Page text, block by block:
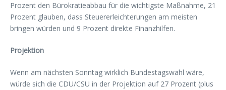
Prozent den Bürokratieabbau für die wichtigste Maßnahme, 21
Prozent glauben, dass Steuererleichterungen am meisten
bringen würden und 9 Prozent direkte Finanzhilfen.
Projektion
Wenn am nächsten Sonntag wirklich Bundestagswahl wäre,
würde sich die CDU/CSU in der Projektion auf 27 Prozent (plus